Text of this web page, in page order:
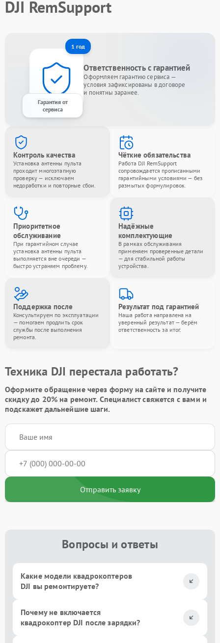
DJI RemSupport
1 год
Гарантия от
сервиса
Ответственность с гарантией
Оформляем гарантию сервиса —
условия зафиксированы в договоре
и понятны заранее.
Контроль качества
Установка антенны пульта
проходит многоэтапную
проверку — исключаем
недоработки и повторные сбои.
Чёткие обязательства
Работа DJI RemSupport
сопровождается прописанными
гарантийными условиями — без
размытых формулировок.
Приоритетное
обслуживание
При гарантийном случае
установка антенны пульта
выполняется вне очереди —
быстро устраняем проблему.
Надёжные
комплектующие
В рамках обслуживания
применяем проверенные детали
— для стабильной работы
устройства.
Поддержка после
Консультируем по эксплуатации
— помогаем продлить срок
службы после выполнения
ремонта.
Результат под гарантией
Наша работа направлена на
уверенный результат — берём
ответственность за итог.
Техника DJI перестала работать?
Оформите обращение через форму на сайте и получите
скидку до 20%на ремонт. Специалист свяжется с вами и
подскажет дальнейшие шаги.
Отправить заявку
Вопросы и ответы
Какие модели квадрокоптеров
DJI вы ремонтируете?
Почему не включается
квадрокоптер DJI после зарядки?